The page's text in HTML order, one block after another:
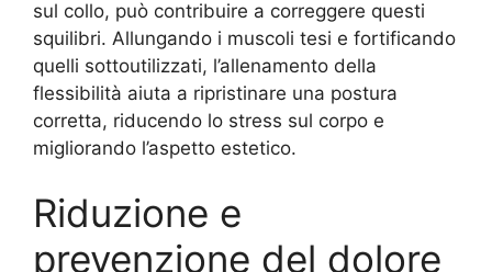
sul collo, può contribuire a correggere questi
squilibri. Allungando i muscoli tesi e fortificando
quelli sottoutilizzati, l’allenamento della
flessibilità aiuta a ripristinare una postura
corretta, riducendo lo stress sul corpo e
migliorando l’aspetto estetico.
Riduzione e
prevenzione del dolore